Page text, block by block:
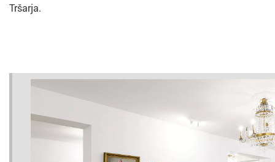
Tršarja.